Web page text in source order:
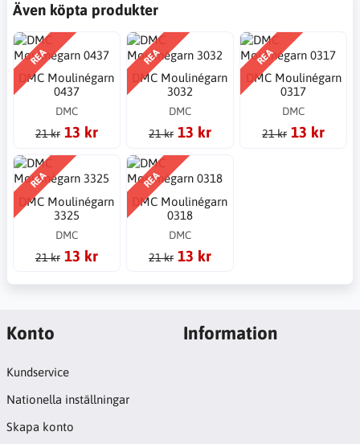
Även köpta produkter
REA
DMC Moulinégarn
0437
DMC
21 kr 13 kr
REA
DMC Moulinégarn
3032
DMC
21 kr 13 kr
REA
DMC Moulinégarn
0317
DMC
21 kr 13 kr
REA
DMC Moulinégarn
3325
DMC
21 kr 13 kr
REA
DMC Moulinégarn
0318
DMC
21 kr 13 kr
Konto
Kundservice
Nationella inställningar
Skapa konto
Information